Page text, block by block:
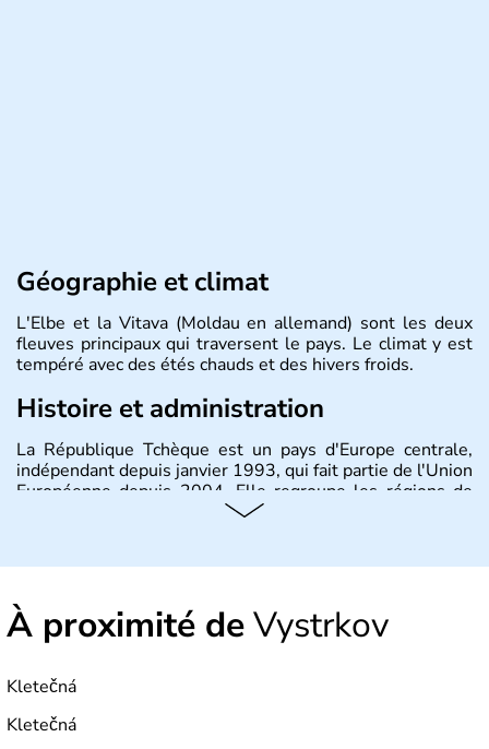
Géographie et climat
L'Elbe et la Vitava (Moldau en allemand) sont les deux
fleuves principaux qui traversent le pays. Le climat y est
tempéré avec des étés chauds et des hivers froids.
Histoire et administration
La République Tchèque est un pays d'Europe centrale,
indépendant depuis janvier 1993, qui fait partie de l'Union
Européenne depuis 2004. Elle regroupe les régions de
Bohème, Moravie et Silésie. Sa capitale est Prague.
À proximité deVystrkov
Kletečná
Kletečná